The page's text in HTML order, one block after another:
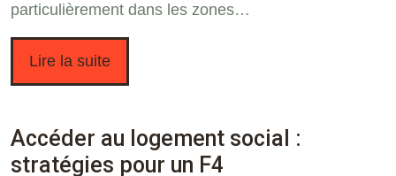
particulièrement dans les zones…
Lire la suite
Accéder au logement social :
stratégies pour un F4